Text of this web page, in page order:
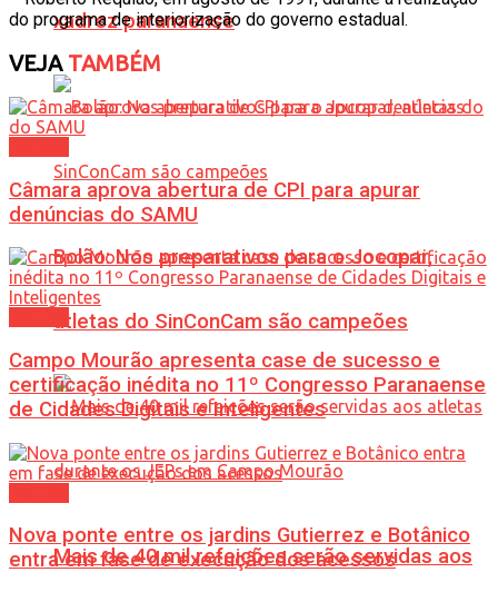
xadrez paranaense
Bolão: Nos preparativos para o Jocopar,
atletas do SinConCam são campeões
Mais de 40 mil refeições serão servidas aos
do programa de interiorização do governo estadual.
VEJATAMBÉM
Câmara aprova abertura de CPI para apurar
denúncias do SAMU
Campo Mourão apresenta case de sucesso e
certificação inédita no 11º Congresso Paranaense
de Cidades Digitais e Inteligentes
Nova ponte entre os jardins Gutierrez e Botânico
entra em fase de execução dos acessos